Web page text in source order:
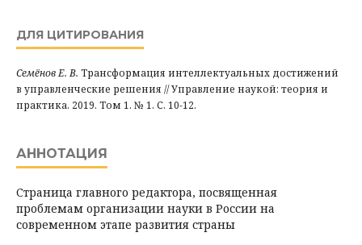
ДЛЯ ЦИТИРОВАНИЯ
Семёнов Е. В. Трансформация интеллектуальных достижений
в управленческие решения // Управление наукой: теория и
практика. 2019. Том 1. № 1. С. 10-12.
АННОТАЦИЯ
Страница главного редактора, посвященная
проблемам организации науки в России на
современном этапе развития страны